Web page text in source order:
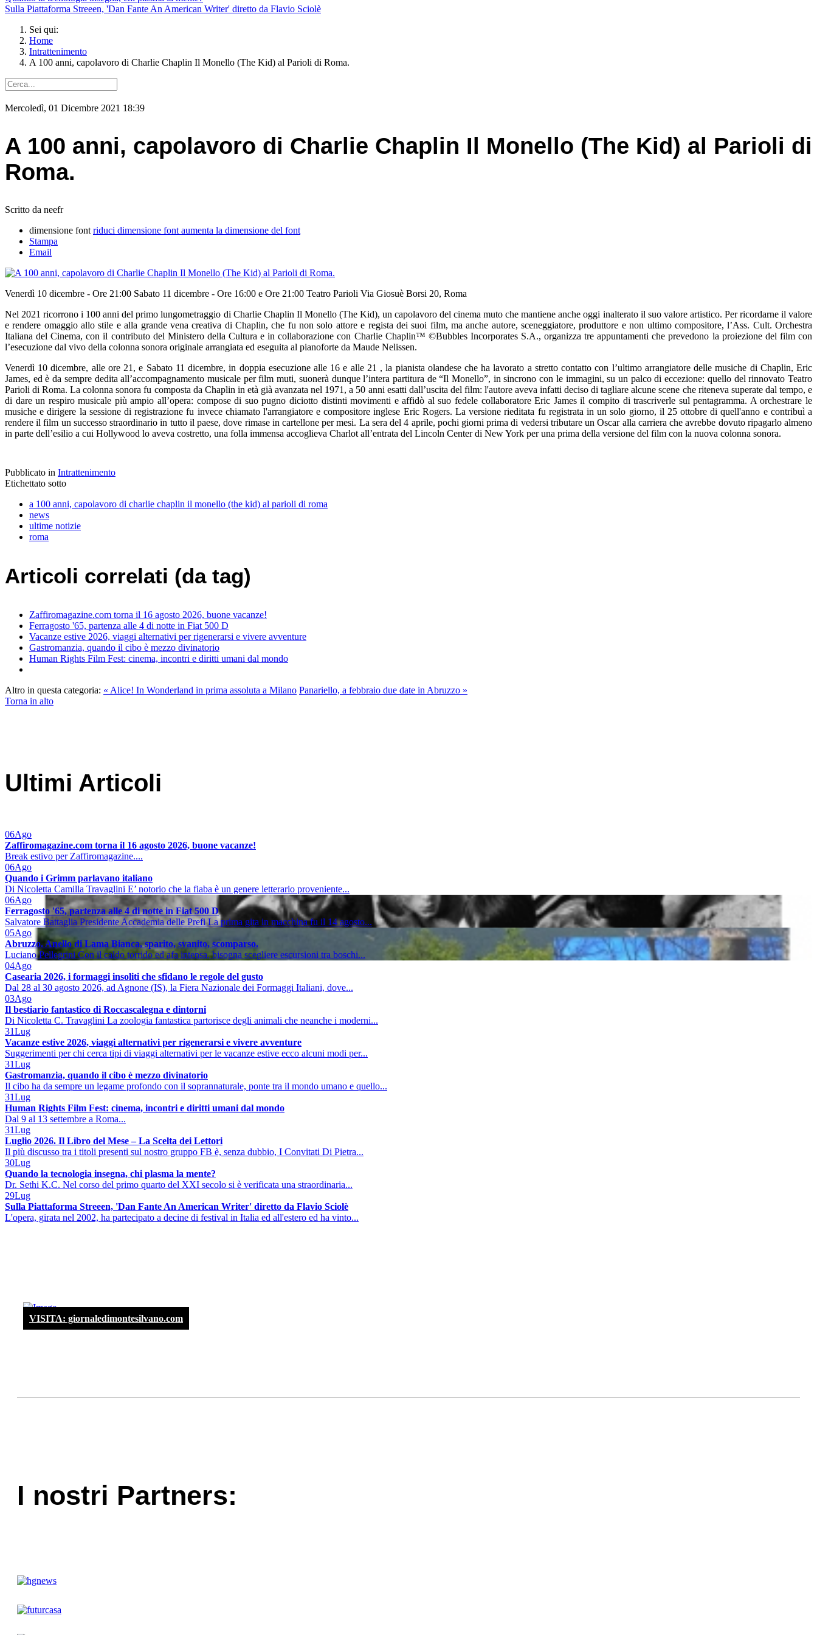
Sulla Piattaforma Streeen, 'Dan Fante An American Writer' diretto da Flavio Sciolè
Sei qui:
Home
Intrattenimento
A 100 anni, capolavoro di Charlie Chaplin Il Monello (The Kid) al Parioli di Roma.
Mercoledì, 01 Dicembre 2021 18:39
A 100 anni, capolavoro di Charlie Chaplin Il Monello (The Kid) al Parioli di
Roma.
Scritto da neefr
dimensione font riduci dimensione font aumenta la dimensione del font
Stampa
Email
Venerdì 10 dicembre - Ore 21:00 Sabato 11 dicembre - Ore 16:00 e Ore 21:00 Teatro Parioli Via Giosuè Borsi 20, Roma
Nel 2021 ricorrono i 100 anni del primo lungometraggio di Charlie Chaplin Il Monello (The Kid), un capolavoro del cinema muto che mantiene anche oggi inalterato il suo valore artistico. Per ricordarne il valore
e rendere omaggio allo stile e alla grande vena creativa di Chaplin, che fu non solo attore e regista dei suoi film, ma anche autore, sceneggiatore, produttore e non ultimo compositore, l’Ass. Cult. Orchestra
Italiana del Cinema, con il contributo del Ministero della Cultura e in collaborazione con Charlie Chaplin™ ©Bubbles Incorporates S.A., organizza tre appuntamenti che prevedono la proiezione del film con
l’esecuzione dal vivo della colonna sonora originale arrangiata ed eseguita al pianoforte da Maude Nelissen.
Venerdì 10 dicembre, alle ore 21, e Sabato 11 dicembre, in doppia esecuzione alle 16 e alle 21 , la pianista olandese che ha lavorato a stretto contatto con l’ultimo arrangiatore delle musiche di Chaplin, Eric
James, ed è da sempre dedita all’accompagnamento musicale per film muti, suonerà dunque l’intera partitura de “Il Monello”, in sincrono con le immagini, su un palco di eccezione: quello del rinnovato Teatro
Parioli di Roma. La colonna sonora fu composta da Chaplin in età già avanzata nel 1971, a 50 anni esatti dall’uscita del film: l'autore aveva infatti deciso di tagliare alcune scene che riteneva superate dal tempo, e
di dare un respiro musicale più ampio all’opera: compose di suo pugno diciotto distinti movimenti e affidò al suo fedele collaboratore Eric James il compito di trascriverle sul pentagramma. A orchestrare le
musiche e dirigere la sessione di registrazione fu invece chiamato l'arrangiatore e compositore inglese Eric Rogers. La versione rieditata fu registrata in un solo giorno, il 25 ottobre di quell'anno e contribuì a
rendere il film un successo straordinario in tutto il paese, dove rimase in cartellone per mesi. La sera del 4 aprile, pochi giorni prima di vedersi tributare un Oscar alla carriera che avrebbe dovuto ripagarlo almeno
in parte dell’esilio a cui Hollywood lo aveva costretto, una folla immensa accoglieva Charlot all’entrata del Lincoln Center di New York per una prima della versione del film con la nuova colonna sonora.
Pubblicato in Intrattenimento
Etichettato sotto
a 100 anni, capolavoro di charlie chaplin il monello (the kid) al parioli di roma
news
ultime notizie
roma
Articoli correlati (da tag)
Zaffiromagazine.com torna il 16 agosto 2026, buone vacanze!
Ferragosto '65, partenza alle 4 di notte in Fiat 500 D
Vacanze estive 2026, viaggi alternativi per rigenerarsi e vivere avventure
Gastromanzia, quando il cibo è mezzo divinatorio
Human Rights Film Fest: cinema, incontri e diritti umani dal mondo
Altro in questa categoria: « Alice! In Wonderland in prima assoluta a Milano Panariello, a febbraio due date in Abruzzo »
Torna in alto
Ultimi Articoli
06Ago
Zaffiromagazine.com torna il 16 agosto 2026, buone vacanze!
Break estivo per Zaffiromagazine....
06Ago
Quando i Grimm parlavano italiano
Di Nicoletta Camilla Travaglini E’ notorio che la fiaba è un genere letterario proveniente...
06Ago
Ferragosto '65, partenza alle 4 di notte in Fiat 500 D
Salvatore Battaglia Presidente Accademia delle Prefi La prima gita in macchina fu il 14 agosto...
05Ago
Abruzzo. Anello di Lama Bianca, sparito, svanito, scomparso.
Luciano Pellegrini Con il caldo torrido ed afa intensa, bisogna scegliere escursioni tra boschi...
04Ago
Casearia 2026, i formaggi insoliti che sfidano le regole del gusto
Dal 28 al 30 agosto 2026, ad Agnone (IS), la Fiera Nazionale dei Formaggi Italiani, dove...
03Ago
Il bestiario fantastico di Roccascalegna e dintorni
Di Nicoletta C. Travaglini La zoologia fantastica partorisce degli animali che neanche i moderni...
31Lug
Vacanze estive 2026, viaggi alternativi per rigenerarsi e vivere avventure
Suggerimenti per chi cerca tipi di viaggi alternativi per le vacanze estive ecco alcuni modi per...
31Lug
Gastromanzia, quando il cibo è mezzo divinatorio
Il cibo ha da sempre un legame profondo con il soprannaturale, ponte tra il mondo umano e quello...
31Lug
Human Rights Film Fest: cinema, incontri e diritti umani dal mondo
Dal 9 al 13 settembre a Roma...
31Lug
Luglio 2026. Il Libro del Mese – La Scelta dei Lettori
Il più discusso tra i titoli presenti sul nostro gruppo FB è, senza dubbio, I Convitati Di Pietra...
30Lug
Quando la tecnologia insegna, chi plasma la mente?
Dr. Sethi K.C. Nel corso del primo quarto del XXI secolo si è verificata una straordinaria...
29Lug
Sulla Piattaforma Streeen, 'Dan Fante An American Writer' diretto da Flavio Sciolè
L'opera, girata nel 2002, ha partecipato a decine di festival in Italia ed all'estero ed ha vinto...
VISITA: giornaledimontesilvano.com
I nostri Partners: